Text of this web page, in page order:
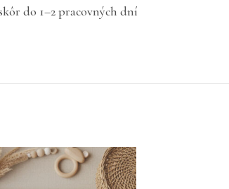
do 1–2 pracovných dní